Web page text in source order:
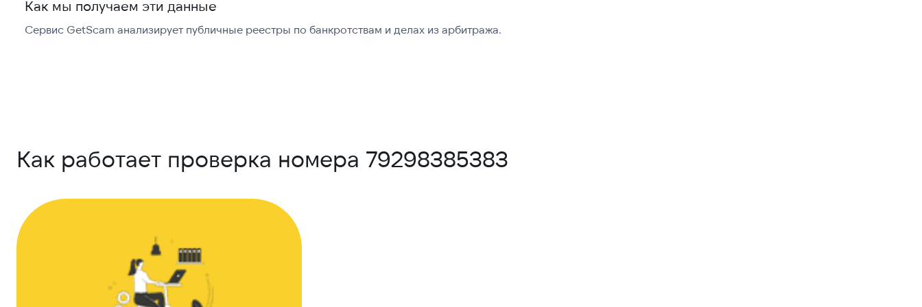
Как мы получаем эти данные
Сервис GetScam анализирует публичные реестры по банкротствам и делах из арбитража.
Как работает проверка номера 79298385383